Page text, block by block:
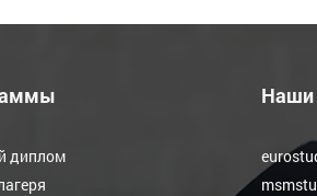
диплом
Наши